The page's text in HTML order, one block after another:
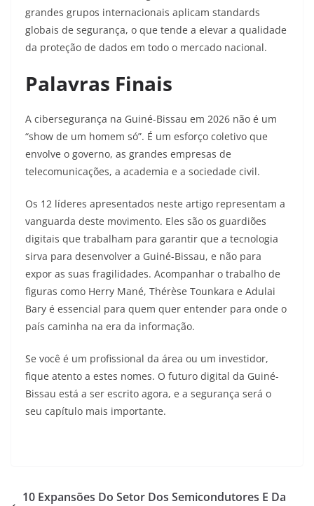
grandes grupos internacionais aplicam standards
globais de segurança, o que tende a elevar a qualidade
da proteção de dados em todo o mercado nacional.
Palavras Finais
A cibersegurança na Guiné-Bissau em 2026 não é um
“show de um homem só”. É um esforço coletivo que
envolve o governo, as grandes empresas de
telecomunicações, a academia e a sociedade civil.
Os 12 líderes apresentados neste artigo representam a
vanguarda deste movimento. Eles são os guardiões
digitais que trabalham para garantir que a tecnologia
sirva para desenvolver a Guiné-Bissau, e não para
expor as suas fragilidades. Acompanhar o trabalho de
figuras como Herry Mané, Thérèse Tounkara e Adulai
Bary é essencial para quem quer entender para onde o
país caminha na era da informação.
Se você é um profissional da área ou um investidor,
fique atento a estes nomes. O futuro digital da Guiné-
Bissau está a ser escrito agora, e a segurança será o
seu capítulo mais importante.
10 Expansões Do Setor Dos Semicondutores E Da